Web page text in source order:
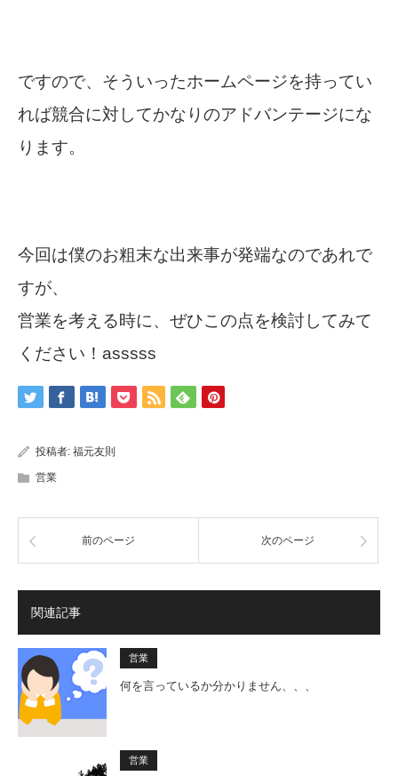
ですので、そういったホームページを持ってい
れば競合に対してかなりのアドバンテージにな
ります。
今回は僕のお粗末な出来事が発端なのであれで
すが、
営業を考える時に、ぜひこの点を検討してみて
ください！asssss
投稿者: 福元友則
営業
前のページ 次のページ
関連記事
営業
何を言っているか分かりません、、、
営業